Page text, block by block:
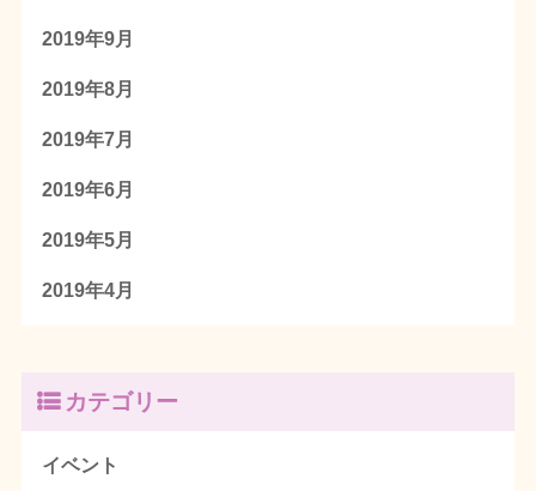
2019年9月
2019年8月
2019年7月
2019年6月
2019年5月
2019年4月
カテゴリー
イベント